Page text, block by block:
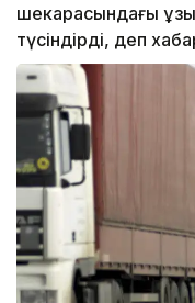
шекарасындағы
түсіндірді, деп